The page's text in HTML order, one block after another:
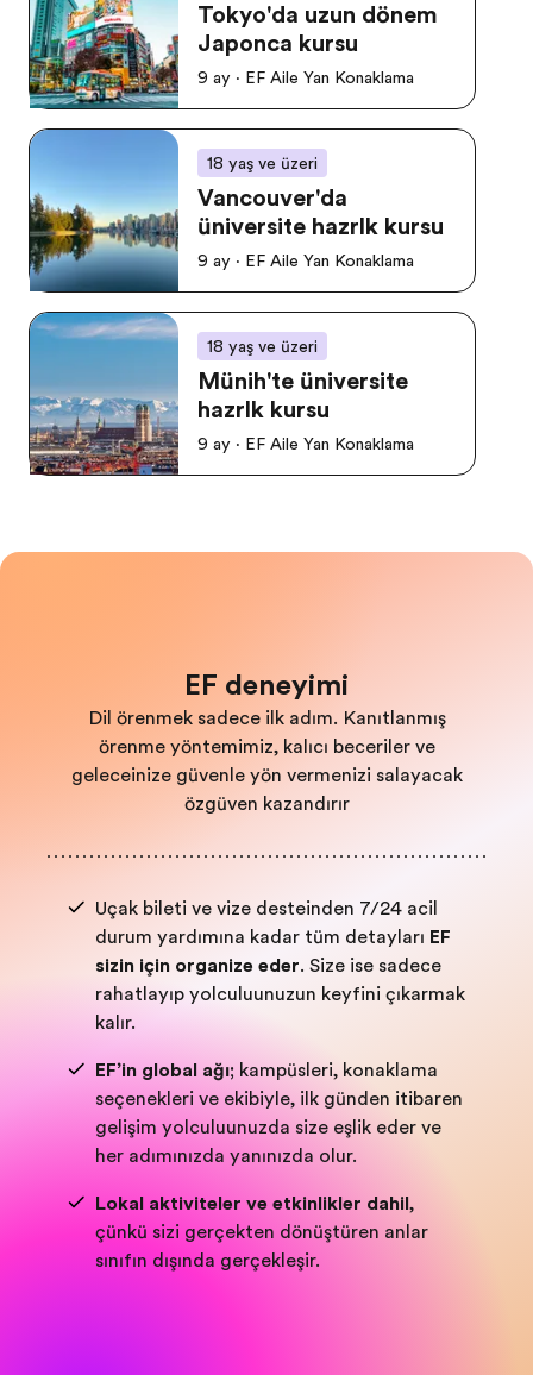
Tokyo'da uzun dönem
Japonca kursu
9 ay · EF Aile Yanı Konaklama
18 yaş ve üzeri
Vancouver'da
üniversite hazırlık kursu
9 ay · EF Aile Yanı Konaklama
18 yaş ve üzeri
Münih'te üniversite
hazırlık kursu
9 ay · EF Aile Yanı Konaklama
EF deneyimi
Dil öğrenmek sadece ilk adım. Kanıtlanmış
öğrenme yöntemimiz, kalıcı beceriler ve
geleceğinize güvenle yön vermenizi sağlayacak
özgüven kazandırır
Uçak bileti ve vize desteğinden 7/24 acil
durum yardımına kadar tüm detayları EF
sizin için organize eder. Size ise sadece
rahatlayıp yolculuğunuzun keyfini çıkarmak
kalır.
EF’in global ağı; kampüsleri, konaklama
seçenekleri ve ekibiyle, ilk günden itibaren
gelişim yolculuğunuzda size eşlik eder ve
her adımınızda yanınızda olur.
Lokal aktiviteler ve etkinlikler dahil,
çünkü sizi gerçekten dönüştüren anlar
sınıfın dışında gerçekleşir.